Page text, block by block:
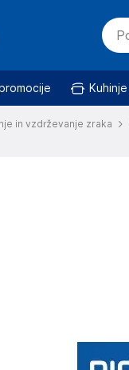
Kuhinje
in vzdrževanje zraka